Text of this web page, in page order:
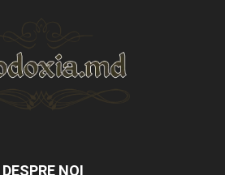
DESPRE NOI